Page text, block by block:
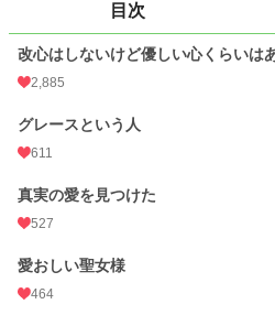
更新日時 2026.01.21 07:10
月間ポイント
年間ポイント 361,264 pt (1,555 位)
累計ポイント
目次
改心はしないけど優しい心くらいは
2,885
グレースという人
611
真実の愛を見つけた
527
愛おしい聖女様
464